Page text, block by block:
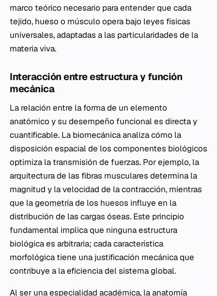
marco teórico necesario para entender que cada
tejido, hueso o músculo opera bajo leyes físicas
universales, adaptadas a las particularidades de la
materia viva.
Interacción entre estructura y función
mecánica
La relación entre la forma de un elemento
anatómico y su desempeño funcional es directa y
cuantificable. La biomecánica analiza cómo la
disposición espacial de los componentes biológicos
optimiza la transmisión de fuerzas. Por ejemplo, la
arquitectura de las fibras musculares determina la
magnitud y la velocidad de la contracción, mientras
que lageometríade los huesos influye en la
distribución de las cargas óseas. Este principio
fundamental implica que ninguna estructura
biológica es arbitraria; cada característica
morfológica tiene una justificación mecánica que
contribuye a la eficiencia del sistema global.
Al ser una especialidad académica, la anatomía